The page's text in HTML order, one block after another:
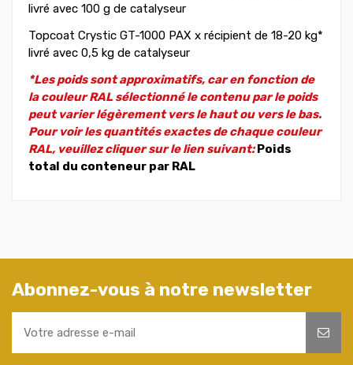
livré avec 100 g de catalyseur
Topcoat Crystic GT-1000 PAX x récipient de 18-20 kg*
livré avec 0,5 kg de catalyseur
*Les poids sont approximatifs, car en fonction de
la couleur RAL sélectionné le contenu par le poids
peut varier légèrement vers le haut ou vers le bas.
Pour voir les quantités exactes de chaque couleur
RAL, veuillez cliquer sur le lien suivant:Poids
total du conteneur par RAL
Abonnez-vous à notre newsletter